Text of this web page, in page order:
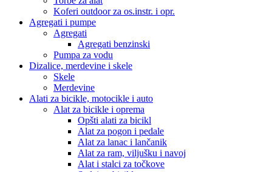
Koferi outdoor za os.instr. i opr.
Agregati i pumpe
Agregati
Agregati benzinski
Pumpa za vodu
Dizalice, merdevine i skele
Skele
Merdevine
Alati za bicikle, motocikle i auto
Alat za bicikle i oprema
Opšti alati za bicikl
Alat za pogon i pedale
Alat za lanac i lančanik
Alat za ram, viljušku i navoj
Alat i stalci za točkove